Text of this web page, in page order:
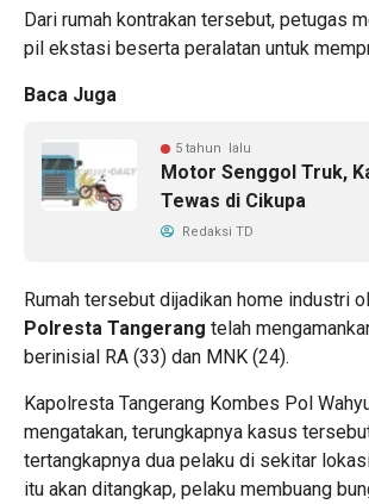
Dari rumah kontrakan tersebut, petugas
pil ekstasi beserta peralatan untuk
Baca Juga
5 tahun lalu
Motor Senggol Truk,
Tewas di Cikupa
Redaksi TD
Rumah tersebut dijadikan home industri
Polresta Tangerang telah
berinisial RA (33) dan MNK (24).
Kapolresta Tangerang Kombes Pol
mengatakan, terungkapnya kasus
tertangkapnya dua pelaku di sekitar
itu akan ditangkap, pelaku membuang